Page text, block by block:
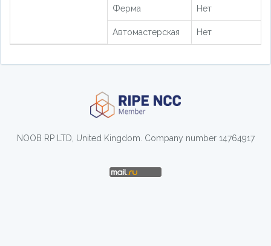
Ферма Нет
Автомастерская Нет
NOOB RP LTD, United Kingdom. Company number 14764917